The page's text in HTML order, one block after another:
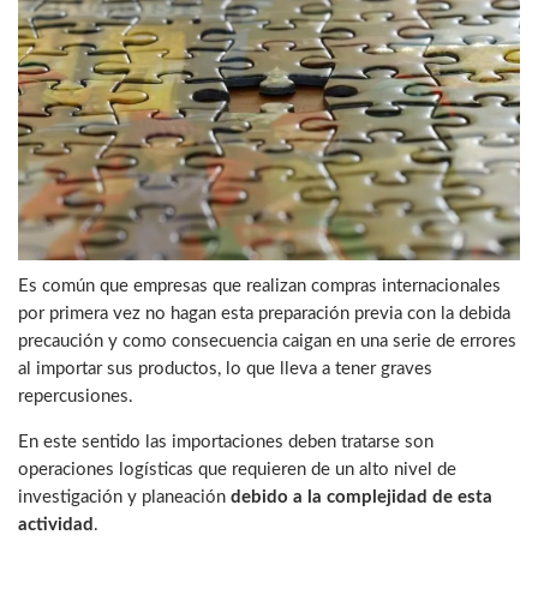
Es común que empresas que realizan compras internacionales
por primera vez no hagan esta preparación previa con la debida
precaución y como consecuencia caigan en una serie de errores
al importar sus productos, lo que lleva a tener graves
repercusiones.
En este sentido las importaciones deben tratarse son
operaciones logísticas que requieren de un alto nivel de
investigación y planeación debido a la complejidad de esta
actividad .